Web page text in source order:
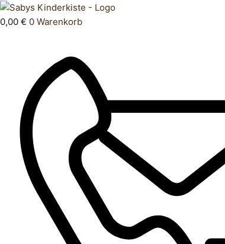
Zum
Inhalt
0,00 € 0 Warenkorb
Products
search
Pullover
Menge